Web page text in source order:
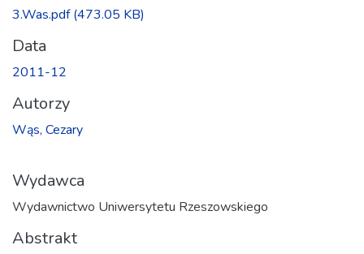
3.Was.pdf(473.05 KB)
Data
2011-12
Autorzy
Wąs, Cezary
Wydawca
Wydawnictwo Uniwersytetu Rzeszowskiego
Abstrakt